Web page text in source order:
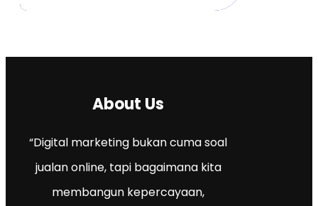
About Us
“Digital marketing bukan cuma soal
jualan online, tapi bagaimana kita
membangun kepercayaan,